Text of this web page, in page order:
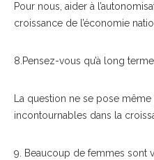
Pour nous, aider à
croissance de l’économie
8.Pensez-vous qu’à long
La question ne se pose
incontournables dans la
9. Beaucoup de femmes sont